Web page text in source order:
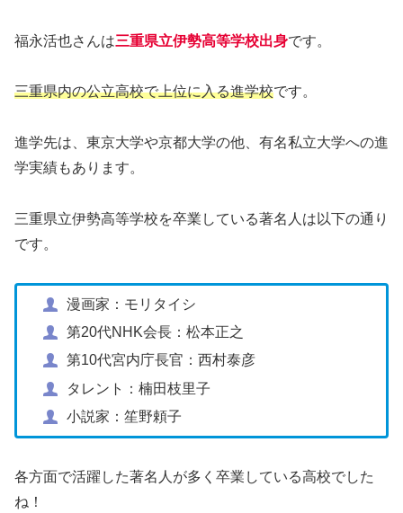
福永活也さんは三重県立伊勢高等学校出身です。
三重県内の公立高校で上位に入る進学校です。
進学先は、東京大学や京都大学の他、有名私立大学への進
学実績もあります。
三重県立伊勢高等学校を卒業している著名人は以下の通り
です。
漫画家：モリタイシ
第20代NHK会長：松本正之
第10代宮内庁長官：西村泰彦
タレント：楠田枝里子
小説家：笙野頼子
各方面で活躍した著名人が多く卒業している高校でした
ね！